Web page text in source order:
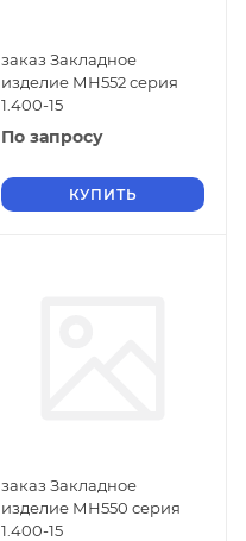
заказ Закладное
изделие МН552 серия
1.400-15
По запросу
КУПИТЬ
заказ Закладное
изделие МН550 серия
1.400-15